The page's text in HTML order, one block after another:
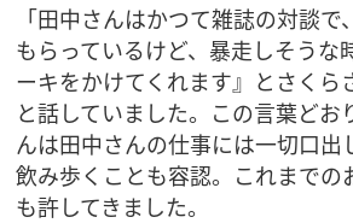
「田中さんはかつて雑誌の対談
もらっているけど、暴走しそうな
ーキをかけてくれます』とさくら
と話していました。この言葉どお
んは田中さんの仕事には一切口出
飲み歩くことも容認。これまでの
も許してきました。